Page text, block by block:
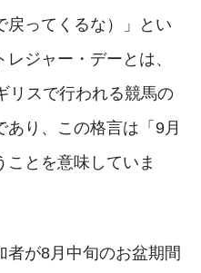
戻ってくるな）」とい
ジャー・デーとは、
リスで行われる競馬の
り、この格言は「9月
ことを意味していま
者が8月中旬のお盆期間